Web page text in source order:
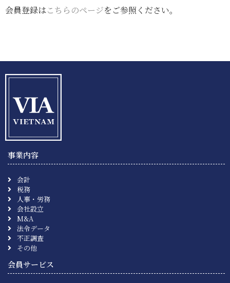
会員登録はこちらのページをご参照ください。
事業内容
会計
税務
人事・労務
会社設立
M&A
法令データ
不正調査
その他
会員サービス